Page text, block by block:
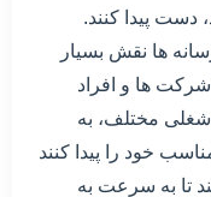
دست پیدا کنند.
ها نقش بسیار
شرکت ها و افراد
شغلی مختلف، به
خود را پیدا کنند
تا به سرعت به